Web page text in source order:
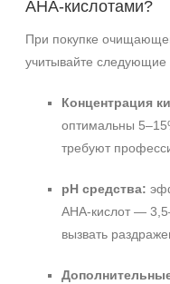
AHA‑кислотами?
При покупке
учитывайте следующие
Концентрация
оптимальны
требуют
pH средства:
AHA‑кислот —
вызвать